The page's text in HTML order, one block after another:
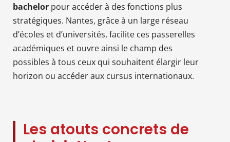
bachelor pour accéder à des fonctions plus
stratégiques. Nantes, grâce à un large réseau
d’écoles et d’universités, facilite ces passerelles
académiques et ouvre ainsi le champ des
possibles à tous ceux qui souhaitent élargir leur
horizon ou accéder aux cursus internationaux.
Les atouts concrets de